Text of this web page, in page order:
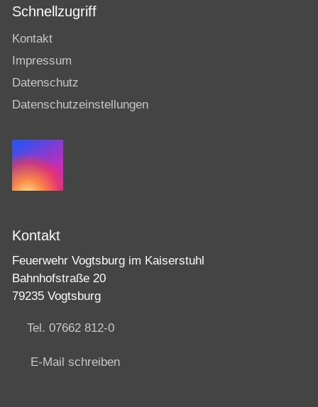
Schnellzugriff
Kontakt
Impressum
Datenschutz
Datenschutzeinstellungen
Kontakt
Feuerwehr Vogtsburg im Kaiserstuhl
Bahnhofstraße 20
79235 Vogtsburg
Tel. 07662 812-0
E-Mail schreiben